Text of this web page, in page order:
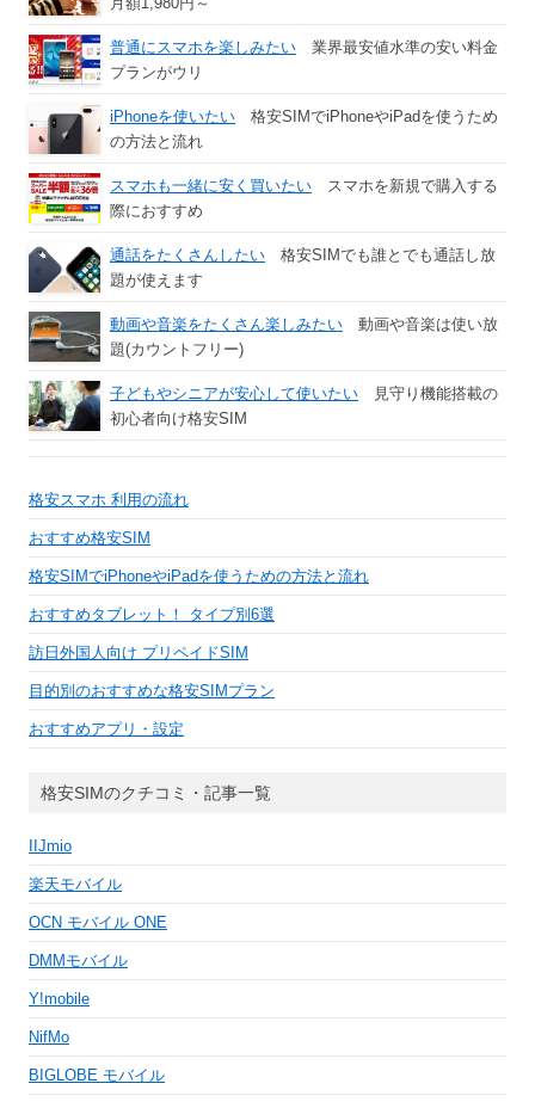
普通にスマホを楽しみたい 業界最安値水準の安い料金
プランがウリ
iPhoneを使いたい 格安SIMでiPhoneやiPadを使うため
の方法と流れ
スマホも一緒に安く買いたい スマホを新規で購入する
際におすすめ
通話をたくさんしたい 格安SIMでも誰とでも通話し放
題が使えます
動画や音楽をたくさん楽しみたい 動画や音楽は使い放
題(カウントフリー)
子どもやシニアが安心して使いたい 見守り機能搭載の
初心者向け格安SIM
格安スマホ 利用の流れ
おすすめ格安SIM
格安SIMでiPhoneやiPadを使うための方法と流れ
おすすめタブレット！ タイプ別6選
訪日外国人向け プリペイドSIM
目的別のおすすめな格安SIMプラン
おすすめアプリ・設定
格安SIMのクチコミ・記事一覧
IIJmio
楽天モバイル
OCN モバイル ONE
DMMモバイル
Y!mobile
NifMo
BIGLOBE モバイル